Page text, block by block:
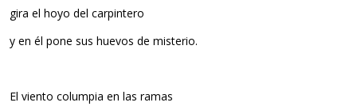
gira el hoyo del carpintero
y en él pone sus huevos de misterio.
El viento columpia en las ramas